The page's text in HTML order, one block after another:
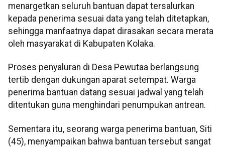
menargetkan seluruh bantuan dapat tersalurkan
kepada penerima sesuai data yang telah ditetapkan,
sehingga manfaatnya dapat dirasakan secara merata
oleh masyarakat di Kabupaten Kolaka.
Proses penyaluran di Desa Pewutaa berlangsung
tertib dengan dukungan aparat setempat. Warga
penerima bantuan datang sesuai jadwal yang telah
ditentukan guna menghindari penumpukan antrean.
Sementara itu, seorang warga penerima bantuan, Siti
(45), menyampaikan bahwa bantuan tersebut sangat